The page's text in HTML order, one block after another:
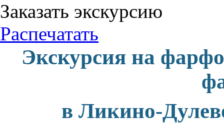
Заказать экскурсию
Распечатать
Экскурсия на
в Ликино-